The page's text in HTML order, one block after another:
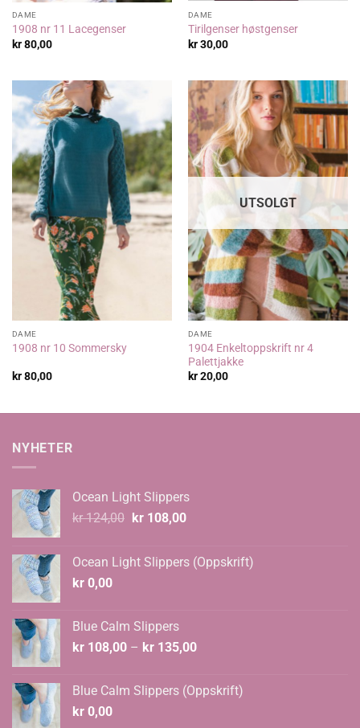
DAME
1908 nr 11 Lacegenser
kr80,00
DAME
Tirilgenser høstgenser
kr30,00
DAME
1908 nr 10 Sommersky
kr80,00
UTSOLGT
DAME
1904 Enkeltoppskrift nr 4
Palettjakke
kr20,00
NYHETER
Ocean Light Slippers
kr124,00 Opprinnelig
kr 124,00.
kr108,00Nåværende
kr 108,00.
Ocean Light Slippers (Oppskrift)
kr 0,00
Blue Calm Slippers
kr 108,00 – kr 135,00Prisområde:
kr 135,00
Blue Calm Slippers (Oppskrift)
kr 0,00